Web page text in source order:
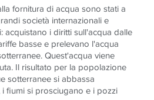
fornitura di acqua sono stati a
società internazionali e
acquistano i diritti sull'acqua dalle
basse e prelevano l'acqua
Quest'acqua viene
Il risultato per la popolazione
sotterranee si abbassa
fiumi si prosciugano e i pozzi